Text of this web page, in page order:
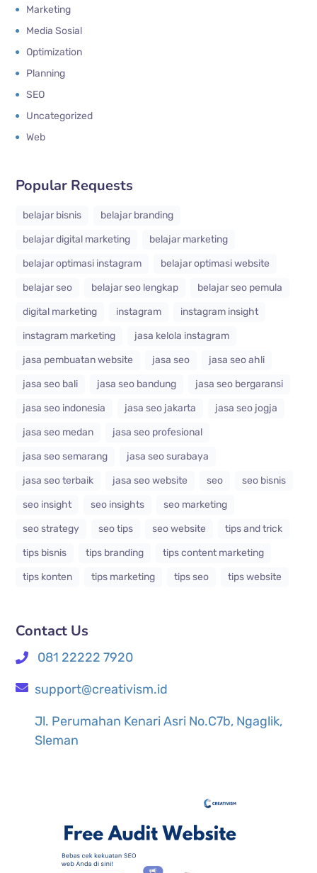
Marketing
Media Sosial
Optimization
Planning
SEO
Uncategorized
Web
Popular Requests
belajar bisnis
belajar branding
belajar digital marketing
belajar marketing
belajar optimasi instagram
belajar optimasi website
belajar seo
belajar seo lengkap
belajar seo pemula
digital marketing
instagram
instagram insight
instagram marketing
jasa kelola instagram
jasa pembuatan website
jasa seo
jasa seo ahli
jasa seo bali
jasa seo bandung
jasa seo bergaransi
jasa seo indonesia
jasa seo jakarta
jasa seo jogja
jasa seo medan
jasa seo profesional
jasa seo semarang
jasa seo surabaya
jasa seo terbaik
jasa seo website seo
seo bisnis
seo insight
seo insights
seo marketing
seo strategy
seo tips seo website
tips and trick
tips bisnis
tips branding
tips content marketing
tips konten
tips marketing tips seo tips website
Contact Us
081 22222 7920
support@creativism.id
Jl. Perumahan Kenari Asri No.C7b, Ngaglik,
Sleman